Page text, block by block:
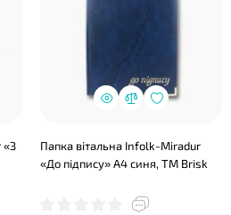
«З
Папка вітальна Infolk-Miradur
«До підпису» A4 синя, TM Brisk